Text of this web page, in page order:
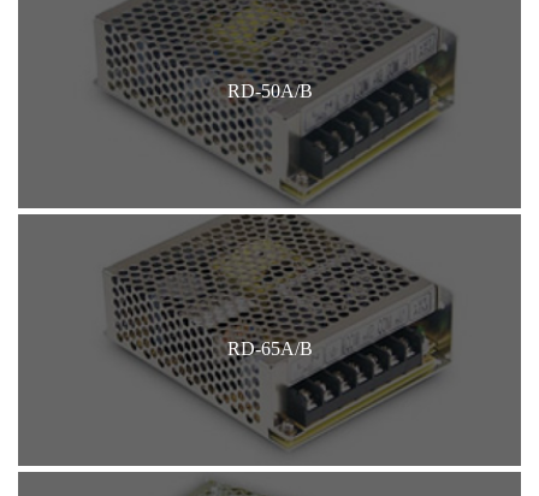
RD-50A/B
RD-65A/B